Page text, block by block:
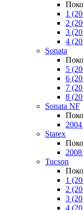
1
2
3
4
Sonata
5
6
7
8
Sonata NF
Starex
Tucson
1
2
3
4